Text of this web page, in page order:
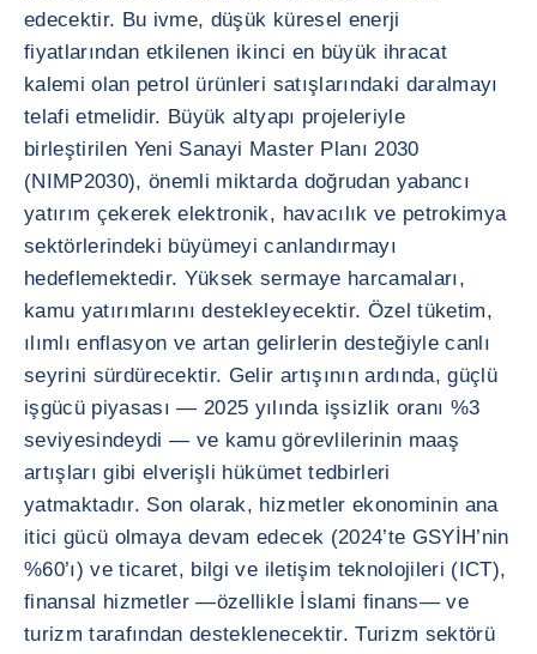
edecektir. Bu ivme, düşük küresel enerji
fiyatlarından etkilenen ikinci en büyük ihracat
kalemi olan petrol ürünleri satışlarındaki daralmayı
telafi etmelidir. Büyük altyapı projeleriyle
birleştirilen Yeni Sanayi Master Planı 2030
(NIMP2030), önemli miktarda doğrudan yabancı
yatırım çekerek elektronik, havacılık ve petrokimya
sektörlerindeki büyümeyi canlandırmayı
hedeflemektedir. Yüksek sermaye harcamaları,
kamu yatırımlarını destekleyecektir. Özel tüketim,
ılımlı enflasyon ve artan gelirlerin desteğiyle canlı
seyrini sürdürecektir. Gelir artışının ardında, güçlü
işgücü piyasası — 2025 yılında işsizlik oranı %3
seviyesindeydi — ve kamu görevlilerinin maaş
artışları gibi elverişli hükümet tedbirleri
yatmaktadır. Son olarak, hizmetler ekonominin ana
itici gücü olmaya devam edecek (2024’te GSYİH’nin
%60’ı) ve ticaret, bilgi ve iletişim teknolojileri (ICT),
finansal hizmetler —özellikle İslami finans— ve
turizm tarafından desteklenecektir. Turizm sektörü